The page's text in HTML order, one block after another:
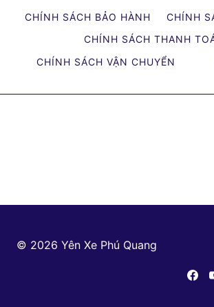
CHƠI
XE
TẠI
CHÍNH SÁCH BẢO HÀNH
CHÍNH
CHÍNH SÁCH THANH
CHÍNH SÁCH VẬN CHUYỂN
© 2026 Yên Xe Phú Quang